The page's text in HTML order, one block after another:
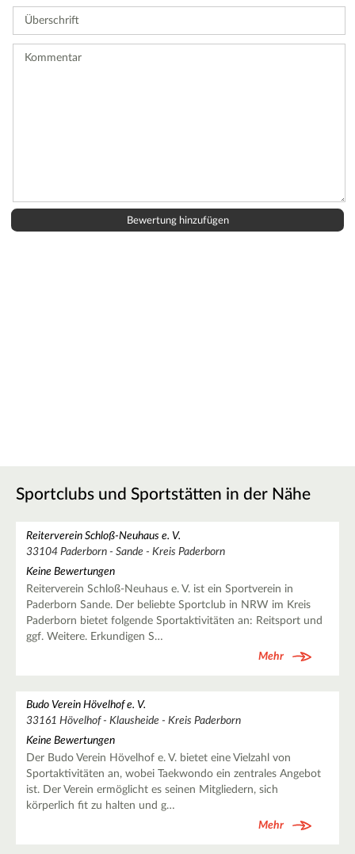
eine
Sportclubs und Sportstätten in der Nähe
Reiterverein Schloß-Neuhaus e. V.
33104 Paderborn - Sande - Kreis Paderborn
Keine Bewertungen
Reiterverein Schloß-Neuhaus e. V. ist ein Sportverein in
Paderborn Sande. Der beliebte Sportclub in NRW im Kreis
Paderborn bietet folgende Sportaktivitäten an: Reitsport und
ggf. Weitere. Erkundigen S…
Mehr
Budo Verein Hövelhof e. V.
33161 Hövelhof - Klausheide - Kreis Paderborn
Keine Bewertungen
Der Budo Verein Hövelhof e. V. bietet eine Vielzahl von
Sportaktivitäten an, wobei Taekwondo ein zentrales Angebot
ist. Der Verein ermöglicht es seinen Mitgliedern, sich
körperlich fit zu halten und g…
Mehr